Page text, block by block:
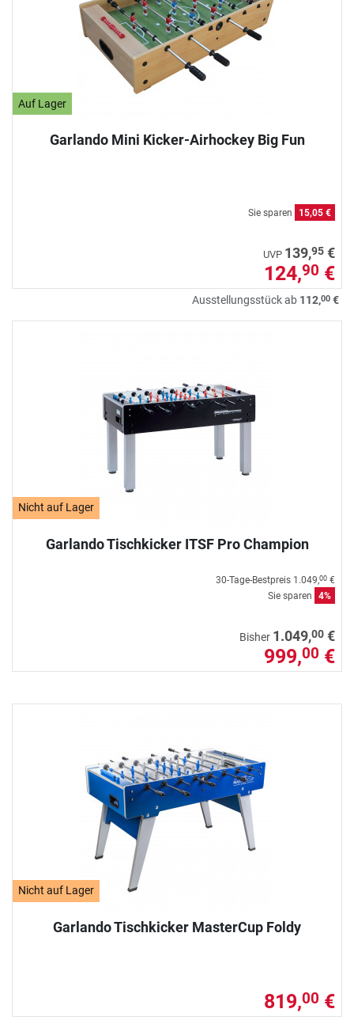
Auf Lager
Garlando Mini Kicker-Airhockey Big Fun
Sie sparen 15,05 €
UVP 139,95 €
124,90 €
Ausstellungsstück ab 112,00 €
Nicht auf Lager
Garlando Tischkicker ITSF Pro Champion
30-Tage-Bestpreis 1.049,00 €
Sie sparen
4%
Bisher 1.049,00 €
999,00 €
Nicht auf Lager
Garlando Tischkicker MasterCup Foldy
819,00 €